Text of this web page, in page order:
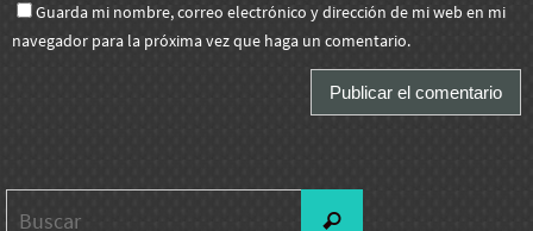
Guarda mi nombre, correo electrónico y dirección de mi web en mi
navegador para la próxima vez que haga un comentario.
Buscar